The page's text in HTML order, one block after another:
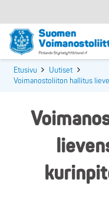
Etusivu
Uutiset
Voimanostoliiton hallitus